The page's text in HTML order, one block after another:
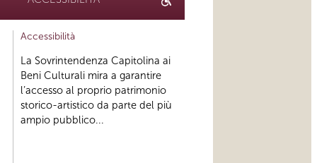
Accessibilità
La Sovrintendenza Capitolina ai
Beni Culturali mira a garantire
l’accesso al proprio patrimonio
storico-artistico da parte del più
ampio pubblico...